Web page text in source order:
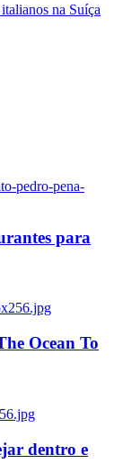
na Suíça
pedro-pena-
para
Ocean To
dentro e